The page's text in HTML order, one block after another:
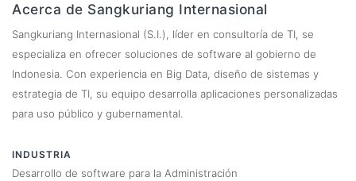
Acerca de Sangkuriang Internasional
Sangkuriang Internasional (S.I.), líder en consultoría de TI, se
especializa en ofrecer soluciones de software al gobierno de
Indonesia. Con experiencia en Big Data, diseño de sistemas y
estrategia de TI, su equipo desarrolla aplicaciones personalizadas
para uso público y gubernamental.
INDUSTRIA
Desarrollo de software para la Administración